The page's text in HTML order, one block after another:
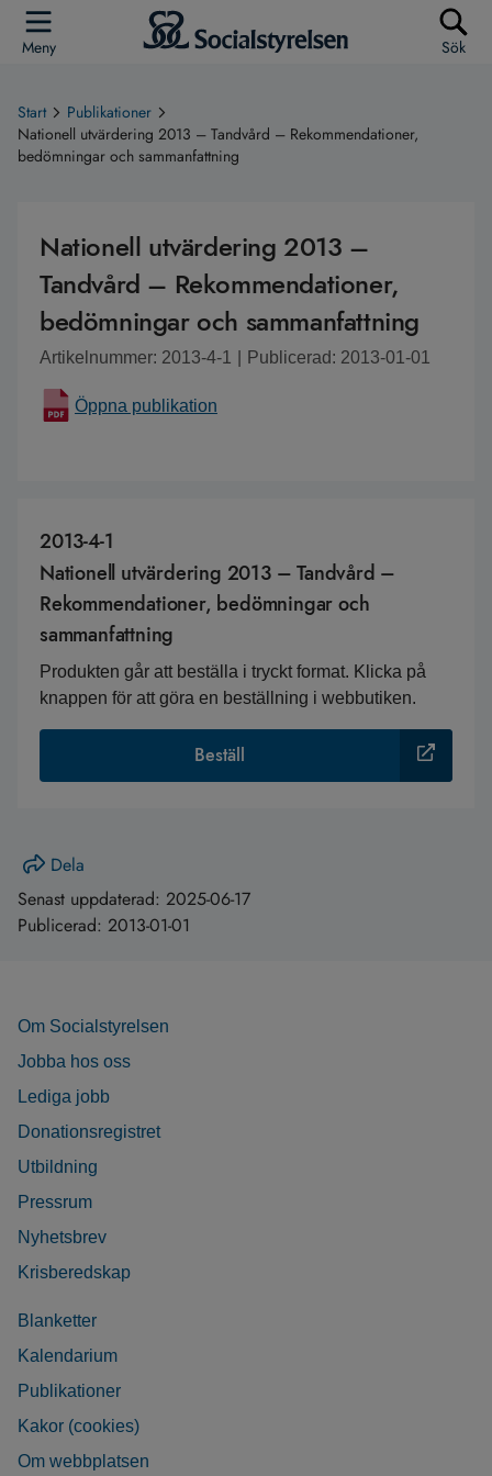
Meny Sök
Start
Publikationer
Nationell utvärdering 2013 – Tandvård – Rekommendationer,
bedömningar och sammanfattning
Nationell utvärdering 2013 –
Tandvård – Rekommendationer,
bedömningar och sammanfattning
Artikelnummer: 2013-4-1 Publicerad: 2013-01-01
Öppna publikation
2013-4-1
Nationell utvärdering 2013 – Tandvård –
Rekommendationer, bedömningar och
sammanfattning
Produkten går att beställa i tryckt format. Klicka på
knappen för att göra en beställning i webbutiken.
Beställ
Dela
Senast uppdaterad: 2025-06-17
Publicerad: 2013-01-01
Om Socialstyrelsen
Jobba hos oss
Lediga jobb
Donationsregistret
Utbildning
Pressrum
Nyhetsbrev
Krisberedskap
Blanketter
Kalendarium
Publikationer
Kakor (cookies)
Om webbplatsen